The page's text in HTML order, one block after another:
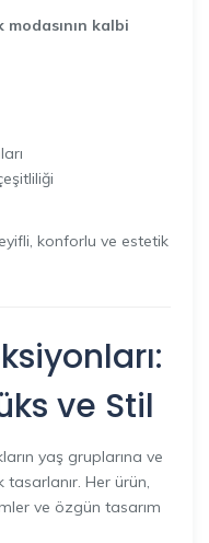
modasının kalbi
konforlu ve estetik
ve Stil
yaş gruplarına ve
Her ürün,
ve özgün tasarım